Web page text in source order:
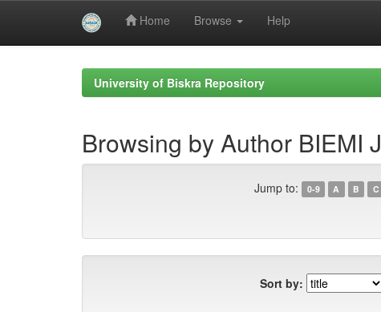
Home Browse Help
University of Biskra Repository
Browsing by Author BIEMI J
Jump to: 0-9 A B C
Sort by: